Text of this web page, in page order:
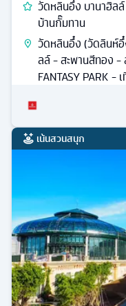
วัดหลินอึ๋ง บานาฮิล
บ้านกั๊มทาน
วัดหลินอึ๋ง (วัดลินห์
ลล์ - สะพานสีทอง -
FANTASY PARK
เน้นสวนสนุก